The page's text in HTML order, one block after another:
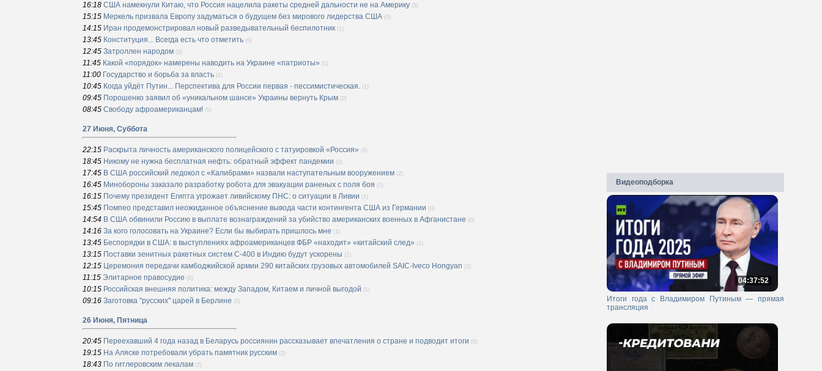
16:18 США намекнули Китаю, что Россия нацелила ракеты средней дальности не на Америку (5)
15:15 Меркель призвала Европу задуматься о будущем без мирового лидерства США (0)
14:15 Иран продемонстрировал новый разведывательный беспилотник (1)
13:45 Конституция... Всегда есть что отметить (0)
12:45 Затроллен народом (0)
11:45 Какой «порядок» намерены наводить на Украине «патриоты» (1)
11:00 Государство и борьба за власть (1)
10:45 Когда уйдёт Путин... Перспектива для России первая - пессимистическая. (1)
09:45 Порошенко заявил об «уникальном шансе» Украины вернуть Крым (0)
08:45 Свободу афроамериканцам! (5)
27 Июня, Суббота
22:15 Раскрыта личность американского полицейского с татуировкой «Россия» (0)
18:45 Никому не нужна бесплатная нефть: обратный эффект пандемии (0)
17:45 В США российский ледокол с «Калибрами» назвали наступательным вооружением (2)
16:45 Минобороны заказало разработку робота для эвакуации раненых с поля боя (3)
16:15 Почему президент Египта угрожает ливийскому ПНС: о ситуации в Ливии (1)
15:45 Помпео представил неожиданное объяснение вывода части контингента США из Германии (0)
14:54 В США обвинили Россию в выплате вознаграждений за убийство американских военных в Афганистане (0)
14:16 За кого голосовать на Украине? Если бы выбирать пришлось мне (1)
13:45 Беспорядки в США: в выступлениях афроамериканцев ФБР «находит» «китайский след» (1)
13:15 Поставки зенитных ракетных систем С-400 в Индию будут ускорены (1)
12:15 Церемония передачи камбоджийской армии 290 китайских грузовых автомобилей SAIC-Iveco Hongyan (2)
11:15 Элитарное правосудие (0)
10:15 Российская внешняя политика: между Западом, Китаем и личной выгодой (1)
09:16 Заготовка "русских" царей в Берлине (0)
26 Июня, Пятница
20:45 Переехавший 4 года назад в Беларусь россиянин рассказывает впечатления о стране и подводит итоги (0)
19:15 На Аляске потребовали убрать памятник русским (2)
18:43 По гитлеровским лекалам (2)
Видеоподборка
04:37:52
Итоги года с Владимиром Путиным — прямая
трансляция